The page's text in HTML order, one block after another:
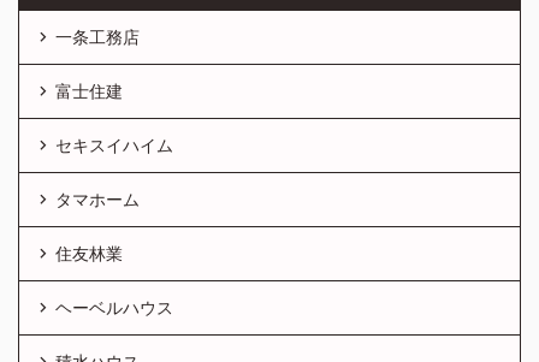
一条工務店
富士住建
セキスイハイム
タマホーム
住友林業
ヘーベルハウス